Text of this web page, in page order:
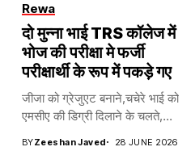
Rewa
दो मुन्ना भाई TRS कॉलेज में
भोज की परीक्षा मे फर्जी
परीक्षार्थी के रूप में पकड़े गए
जीजा को ग्रेजुएट बनाने,चचेरे भाई को
एमसीए की डिग्री दिलाने के चलते,...
BYZeeshan Javed 28 JUNE 2026